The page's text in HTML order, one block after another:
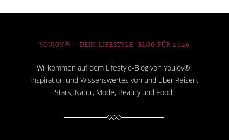
YOUJOY® – DEIN LIFESTYLE-BLOG FÜR 2026
Willkommen auf dem Lifestyle-Blog von YouJoy®:
Inspiration und Wissenswertes von und über Reisen,
Stars, Natur, Mode, Beauty und Food!